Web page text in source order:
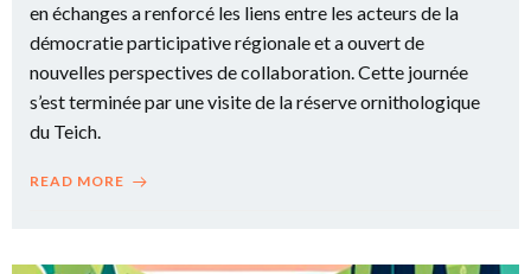
en échanges a renforcé les liens entre les acteurs de la
démocratie participative régionale et a ouvert de
nouvelles perspectives de collaboration. Cette journée
s’est terminée par une visite de la réserve ornithologique
du Teich.
READ MORE